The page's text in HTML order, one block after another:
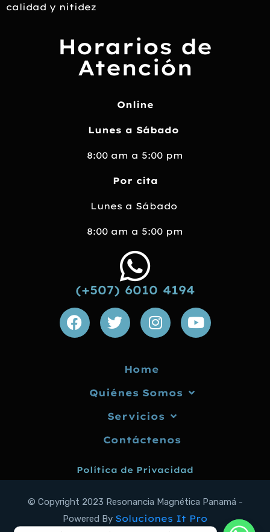
calidad y nitidez
Horarios de
Atención
Online
Lunes a Sábado
8:00 am a 5:00 pm
Por cita
Lunes a Sábado
8:00 am a 5:00 pm
(+507) 6010 4194
Home
Quiénes Somos
Servicios
Contáctenos
Política de Privacidad
© Copyright 2023 Resonancia Magnética Panamá -
Powered By Soluciones It Pro